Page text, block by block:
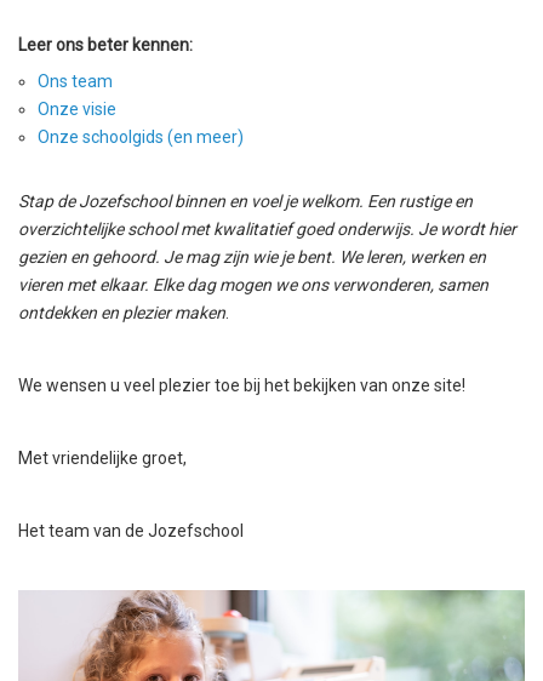
Leer ons beter kennen:
Ons team
Onze visie
Onze schoolgids (en meer)
Stap de Jozefschool binnen en voel je welkom. Een rustige en
overzichtelijke school met kwalitatief goed onderwijs. Je wordt hier
gezien en gehoord. Je mag zijn wie je bent. We leren, werken en
vieren met elkaar. Elke dag mogen we ons verwonderen, samen
ontdekken en plezier maken
We wensen u veel plezier toe bij het bekijken van onze site!
Met vriendelijke groet,
Het team van de Jozefschool